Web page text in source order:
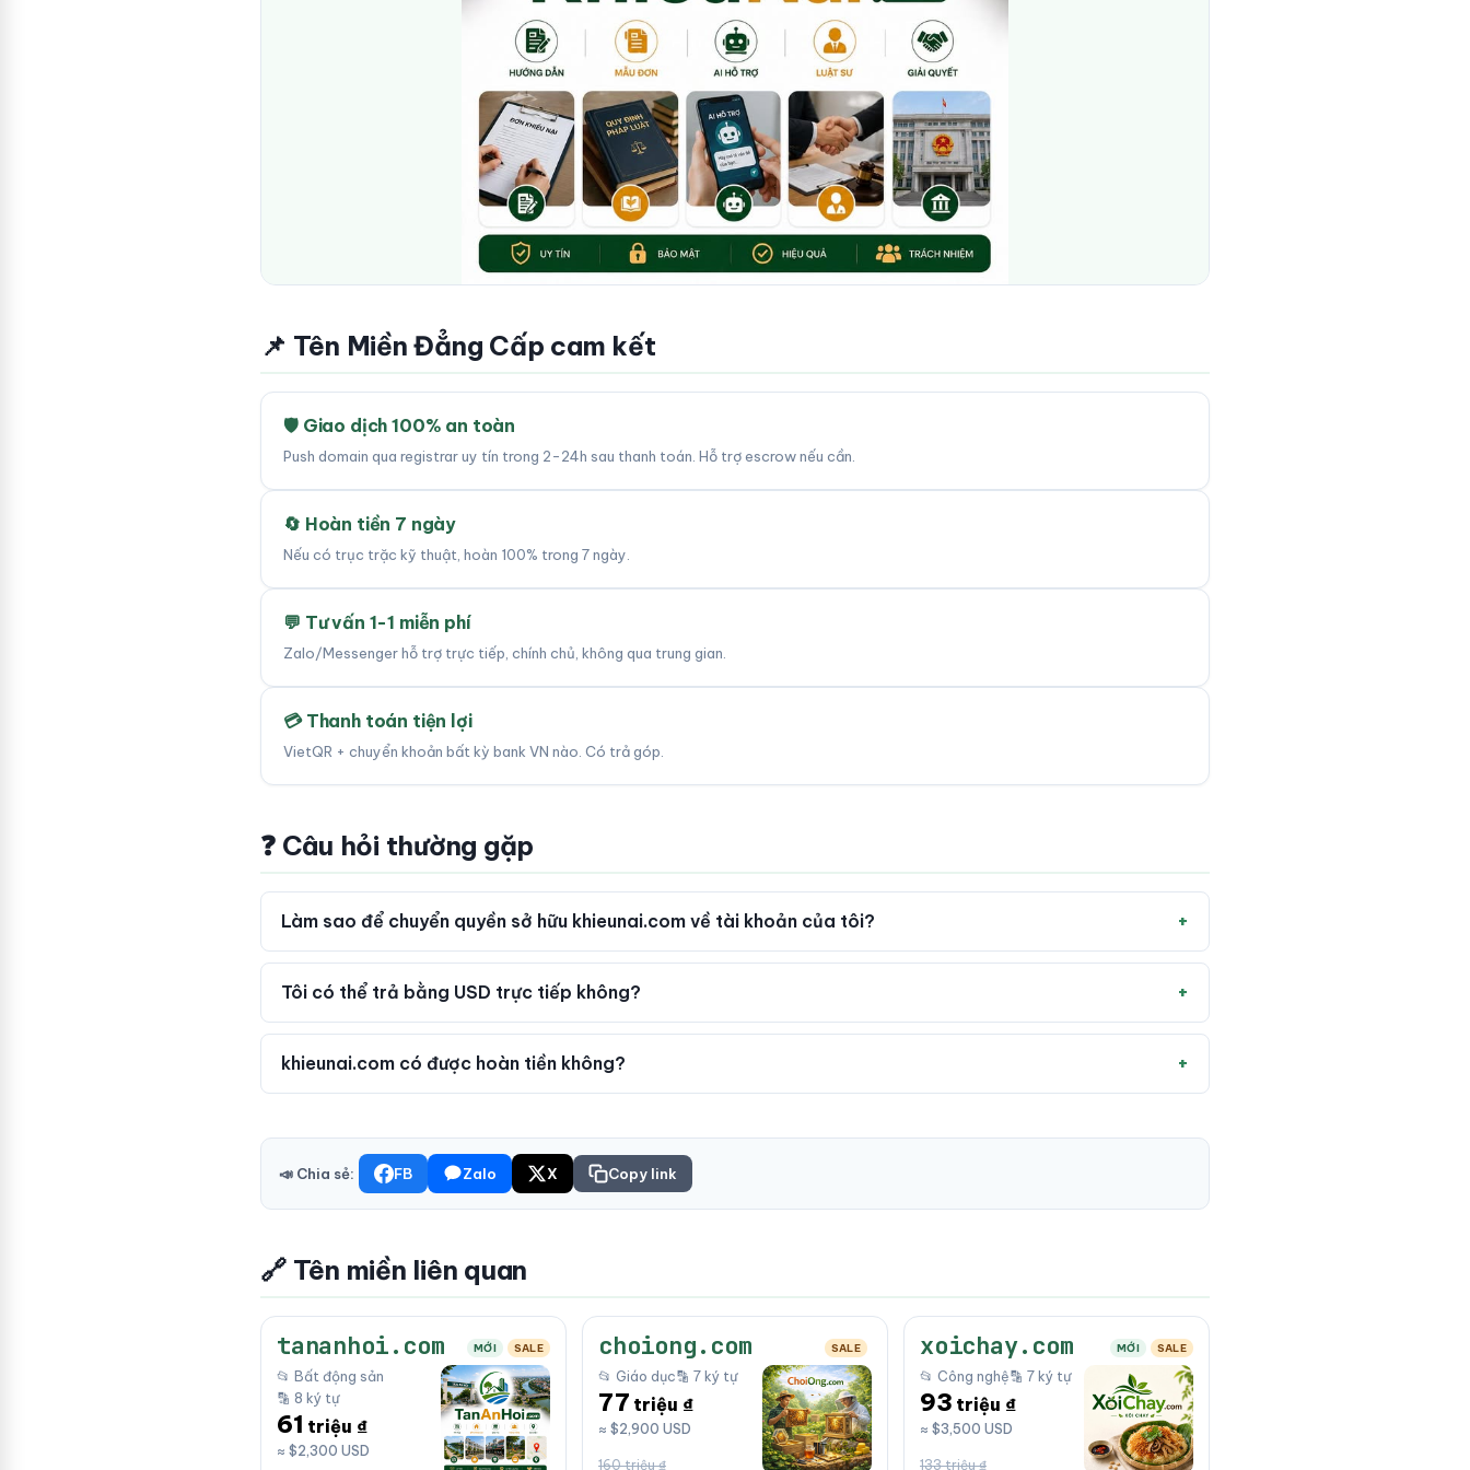
📌 Tên Miền Đẳng Cấp cam kết
🛡 Giao dịch 100% an toàn
Push domain qua registrar uy tín trong 2-24h sau thanh toán. Hỗ trợ escrow nếu cần.
🔄 Hoàn tiền 7 ngày
Nếu có trục trặc kỹ thuật, hoàn 100% trong 7 ngày.
💬 Tư vấn 1-1 miễn phí
Zalo/Messenger hỗ trợ trực tiếp, chính chủ, không qua trung gian.
💳 Thanh toán tiện lợi
VietQR + chuyển khoản bất kỳ bank VN nào. Có trả góp.
❓ Câu hỏi thường gặp
Làm sao để chuyển quyền sở hữu khieunai.com về tài khoản của tôi?
Tôi có thể trả bằng USD trực tiếp không?
khieunai.com có được hoàn tiền không?
📣 Chia sẻ: FB Zalo X Copy link
🔗 Tên miền liên quan
tananhoi.com MỚI SALE
📂 Bất động sản
🔡 8 ký tự
61 triệu ₫
≈ $2,300 USD
choiong.com SALE
📂 Giáo dục🔡 7 ký tự
77 triệu ₫
≈ $2,900 USD
160 triệu ₫
xoichay.com MỚI SALE
📂 Công nghệ🔡 7 ký tự
93 triệu ₫
≈ $3,500 USD
133 triệu ₫